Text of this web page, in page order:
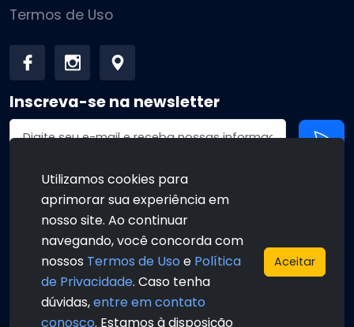
Termos de Uso
Inscreva-se na newsletter
Endereço de email
•
• •
Utilizamos cookies para
aprimorar sua experiência em
nosso site. Ao continuar
navegando, você concorda com
nossos Termos de Uso e Política
de Privacidade. Caso tenha
dúvidas,entre em contato
conosco. Estamos à disposição
Aceitar